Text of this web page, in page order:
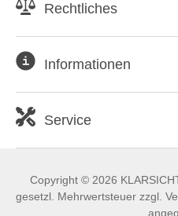
Rechtliches
Informationen
Service
Copyright © 2026
gesetzl. Mehrwertsteuer zzgl.